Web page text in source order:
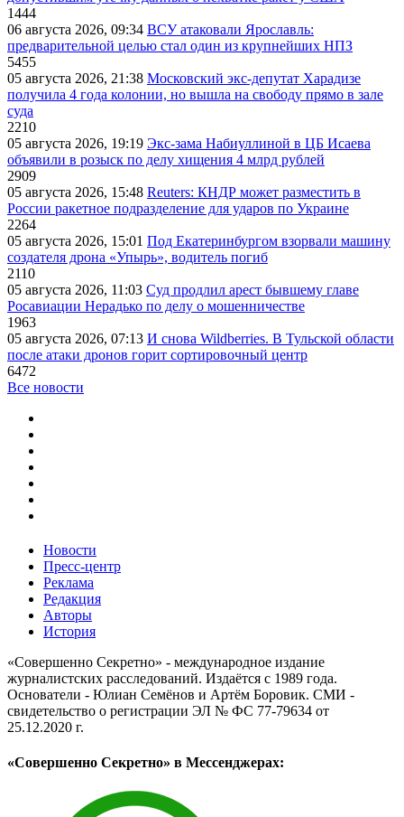
1444
06 августа 2026, 09:34 ВСУ атаковали Ярославль:
предварительной целью стал один из крупнейших НПЗ
5455
05 августа 2026, 21:38 Московский экс-депутат Харадизе
получила 4 года колонии, но вышла на свободу прямо в зале
суда
2210
05 августа 2026, 19:19 Экс-зама Набиуллиной в ЦБ Исаева
объявили в розыск по делу хищения 4 млрд рублей
2909
05 августа 2026, 15:48 Reuters: КНДР может разместить в
России ракетное подразделение для ударов по Украине
2264
05 августа 2026, 15:01 Под Екатеринбургом взорвали машину
создателя дрона «Упырь», водитель погиб
2110
05 августа 2026, 11:03 Суд продлил арест бывшему главе
Росавиации Нерадько по делу о мошенничестве
1963
05 августа 2026, 07:13 И снова Wildberries. В Тульской области
после атаки дронов горит сортировочный центр
6472
Все новости
Новости
Пресс-центр
Реклама
Редакция
Авторы
История
«Совершенно Секретно» - международное издание
журналистских расследований. Издаётся с 1989 года.
Основатели - Юлиан Семёнов и Артём Боровик. CМИ -
свидетельство о регистрации ЭЛ № ФС 77-79634 от
25.12.2020 г.
«Совершенно Секретно» в Мессенджерах: